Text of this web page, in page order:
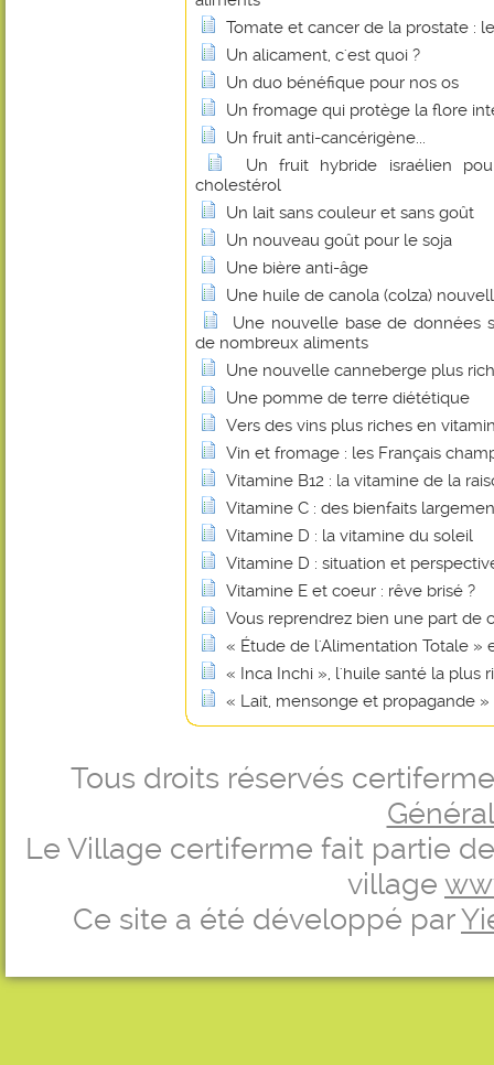
Tomate et cancer de la prostate :
Un alicament, c'est quoi ?
Un duo bénéfique pour nos os
Un fromage qui protège la flore
Un fruit anti-cancérigène...
Un fruit hybride israélien
cholestérol
Un lait sans couleur et sans goût
Un nouveau goût pour le soja
Une bière anti-âge
Une huile de canola (colza)
Une nouvelle base de données
de nombreux aliments
Une nouvelle canneberge plus
Une pomme de terre diététique
Vers des vins plus riches en
Vin et fromage : les Français
Vitamine B12 : la vitamine de la
Vitamine C : des bienfaits
Vitamine D : la vitamine du soleil
Vitamine D : situation et
Vitamine E et coeur : rêve brisé ?
Vous reprendrez bien une part de
« Étude de l'Alimentation Totale »
« Inca Inchi », l'huile santé la plus
« Lait, mensonge et propagande »
Tous droits réservés
Le Village certiferme fait partie
village
Ce site a été développé par